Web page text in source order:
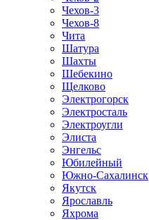
Чехов-3
Чехов-8
Чита
Шатура
Шахты
Шебекино
Щелково
Электрогорск
Электросталь
Электроугли
Элиста
Энгельс
Юбилейный
Южно-Сахалинск
Якутск
Ярославль
Яхрома